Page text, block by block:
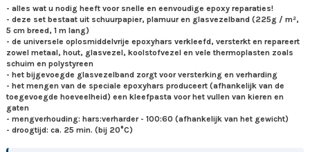
- alles wat u nodig heeft voor snelle en eenvoudige epoxy reparaties!
- deze set bestaat uit schuurpapier, plamuur en glasvezelband (225g / m²,
5 cm breed, 1 m lang)
- de universele oplosmiddelvrije epoxyhars verkleefd, versterkt en repareert
zowel metaal, hout, glasvezel, koolstofvezel en vele thermoplasten zoals
schuim en polystyreen
- het bijgevoegde glasvezelband zorgt voor versterking en verharding
- het mengen van de speciale epoxyhars produceert (afhankelijk van de
toegevoegde hoeveelheid) een kleefpasta voor het vullen van kieren en
gaten
- mengverhouding: hars:verharder - 100:60 (afhankelijk van het gewicht)
- droogtijd: ca. 25 min. (bij 20°C)